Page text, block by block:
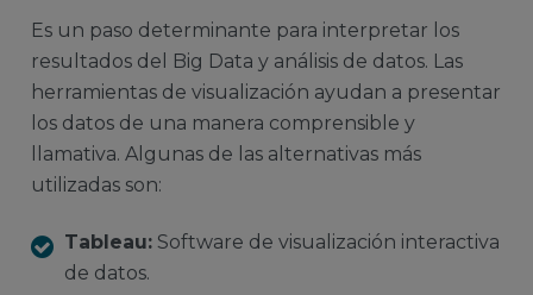
Es un paso determinante para interpretar los
resultados del Big Data y análisis de datos. Las
herramientas de visualización ayudan a presentar
los datos de una manera comprensible y
llamativa. Algunas de las alternativas más
utilizadas son:
Tableau: Software de visualización interactiva
de datos.